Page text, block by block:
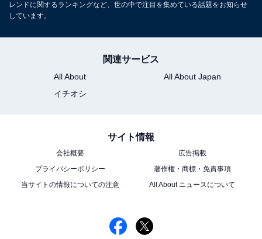
元テレビ局スタッフ
し、週刊誌、ネットニュースでテレビや芸能人に関するコラムなど
レンドに関するランキングなど、世の中で注目を集めている話題をお知らせ
しています。
関連サービス
All About
All About Japan
イチオシ
サイト情報
会社概要
広告掲載
プライバシーポリシー
著作権・商標・免責事項
当サイトの情報についての注意
All About ニュースについて